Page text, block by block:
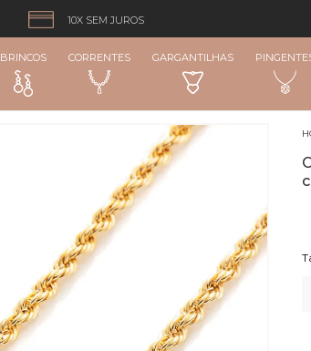
10X SEM JUROS
BRINCOS CORRENTES GARGANTILHAS